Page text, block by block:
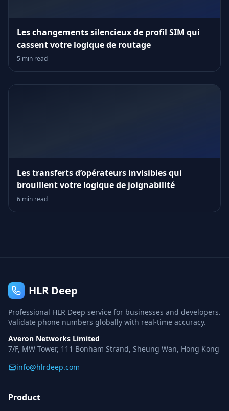
Les changements silencieux de profil SIM qui
cassent votre logique de routage
5 min read
Les transferts d’opérateurs invisibles qui
brouillent votre logique de joignabilité
6 min read
HLR Deep
Professional HLR Deep service for businesses and developers.
Validate phone numbers globally with real-time accuracy.
Averon Networks Limited
7/F, MW Tower, 111 Bonham Strand, Sheung Wan, Hong Kong
info@hlrdeep.com
Product